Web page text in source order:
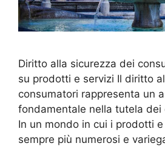
Diritto alla sicurezza dei
su prodotti e servizi Il diritto
consumatori rappresenta un
fondamentale nella tutela
In un mondo in cui i prodotti
sempre più numerosi e